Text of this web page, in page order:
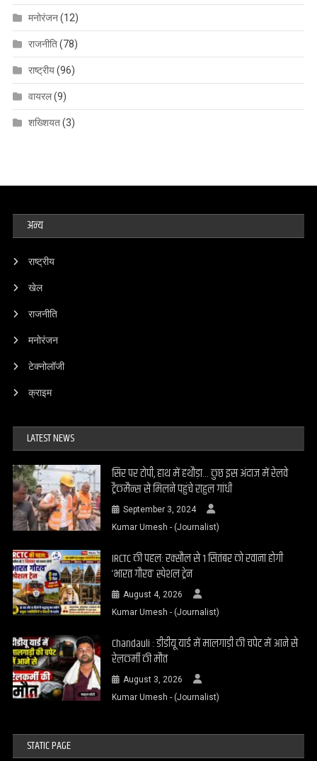
मनोरंजन(12)
राजनीति(78)
राष्ट्रीय(96)
वायरल(9)
शख्शियत(3)
अन्य
राष्ट्रीय
खेल
राजनीति
मनोरंजन
टेक्नोलॉजी
क्राइम
LATEST NEWS
सिर पर टोपी, हाथ में हथौड़ा… कुछ इस अंदाज में रेलवे
ट्रैकमैन्स से मिलने पहुंचे राहुल गांधी
September 3, 2024
Kumar Umesh - (Journalist)
IRCTC की पहल: रक्सौल से 1 सितंबर को रवाना होगी
‘भारत गौरव’ स्पेशल ट्रेन
August 4, 2026
Kumar Umesh - (Journalist)
Chandauli : डीडीयू यार्ड में मालगाड़ी की चपेट में आने से
रेलकर्मी की मौत
August 3, 2026
Kumar Umesh - (Journalist)
STATIC PAGE